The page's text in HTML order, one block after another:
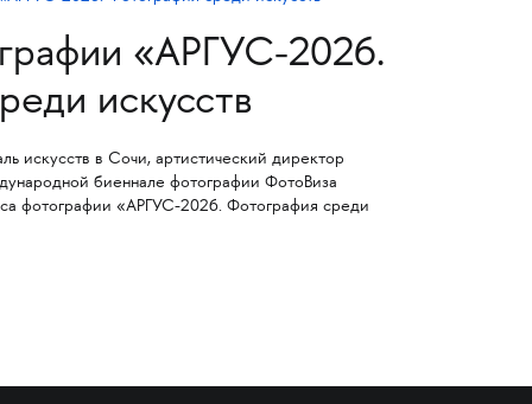
«АРГУС-2026.
искусств
искусств в Сочи, артистический директор
биеннале фотографии ФотоВиза
фотографии «АРГУС-2026. Фотография среди